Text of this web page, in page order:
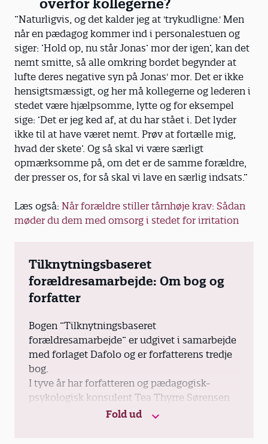
overfor kollegerne?
”Naturligvis, og det kalder jeg at 'trykudligne.' Men
når en pædagog kommer ind i personalestuen og
siger: ’Hold op, nu står Jonas’ mor der igen’, kan det
nemt smitte, så alle omkring bordet begynder at
lufte deres negative syn på Jonas' mor. Det er ikke
hensigtsmæssigt, og her må kollegerne og lederen i
stedet være hjælpsomme, lytte og for eksempel
sige: ’Det er jeg ked af, at du har stået i. Det lyder
ikke til at have været nemt. Prøv at fortælle mig,
hvad der skete’. Og så skal vi være særligt
opmærksomme på, om det er de samme forældre,
der presser os, for så skal vi lave en særlig indsats.”
Læs også: Når forældre stiller tårnhøje krav: Sådan
møder du dem med omsorg i stedet for irritation
Tilknytningsbaseret
forældresamarbejde: Om bog og
forfatter
Bogen ”Tilknytningsbaseret
forældresamarbejde” er udgivet i samarbejde
med forlaget Dafolo og er forfatterens tredje
bog.
I tyve år har forfatteren og pædagogisk-
psykologisk konsulent Tea Thyrre Sørensen
beskæftiget sig med forældresamarbejde,
Fold ud